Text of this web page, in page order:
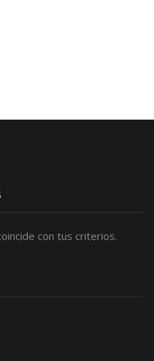
con tus criterios.